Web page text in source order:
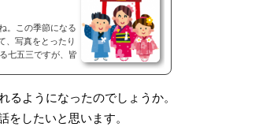
。この季節になる
、写真をとったり
七五三ですが、皆
るようになったのでしょうか。
をしたいと思います。